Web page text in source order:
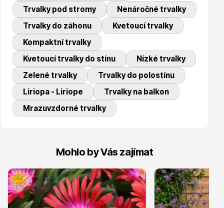
Bylinky do kuchyně
Živé ploty
Trvalky pod stromy
Nenáročné trvalky
Trvalky do záhonu
Kvetoucí trvalky
Kompaktní trvalky
Kvetoucí trvalky do stínu
Nízké trvalky
Zelené trvalky
Trvalky do polostínu
Liriopa - Liriope
Trvalky na balkon
Mrazuvzdorné trvalky
Mohlo by Vás zajímat